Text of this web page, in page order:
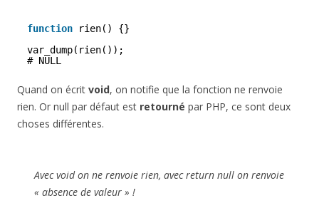
function
rien() {}
var_dump(rien());
# NULL
Quand on écrit void, on notifie que la fonction ne renvoie
rien. Or null par défaut est retourné par PHP, ce sont deux
choses différentes.
Avec void on ne renvoie rien, avec return null on renvoie
« absence de valeur » !